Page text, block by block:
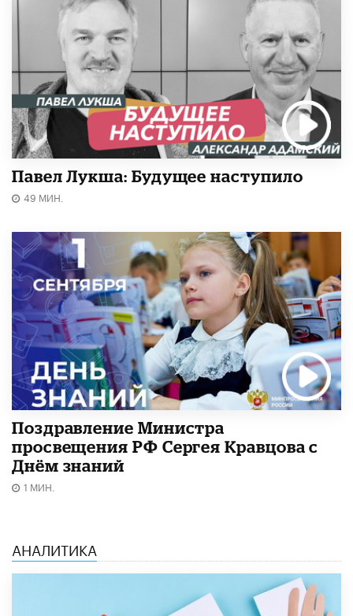
Павел Лукша: Будущее наступило
49 МИН.
Поздравление Министра
просвещения РФ Сергея Кравцова с
Днём знаний
1 МИН.
АНАЛИТИКА